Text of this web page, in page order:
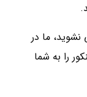
نشوید، ما در
را به شما